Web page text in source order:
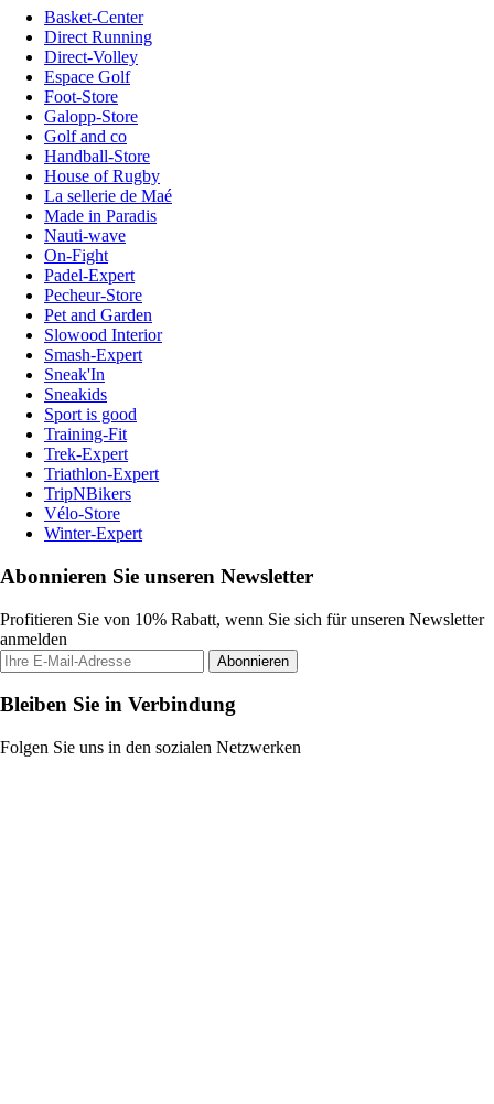
Basket-Center
Direct Running
Direct-Volley
Espace Golf
Foot-Store
Galopp-Store
Golf and co
Handball-Store
House of Rugby
La sellerie de Maé
Made in Paradis
Nauti-wave
On-Fight
Padel-Expert
Pecheur-Store
Pet and Garden
Slowood Interior
Smash-Expert
Sneak'In
Sneakids
Sport is good
Training-Fit
Trek-Expert
Triathlon-Expert
TripNBikers
Vélo-Store
Winter-Expert
Abonnieren Sie unseren Newsletter
Profitieren Sie von 10% Rabatt, wenn Sie sich für unseren Newsletter
anmelden
Abonnieren
Bleiben Sie in Verbindung
Folgen Sie uns in den sozialen Netzwerken